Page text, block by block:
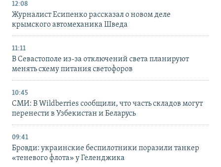
12:08
Журналист Есипенко рассказал о новом деле
крымского автомеханика Шведа
11:11
В Севастополе из-за отключений света планируют
менять схему питания светофоров
10:45
СМИ: В Wildberries сообщили, что часть складов могут
перенести в Узбекистан и Беларусь
09:41
Бровди: украинские беспилотники поразили танкер
«теневого флота» у Геленджика